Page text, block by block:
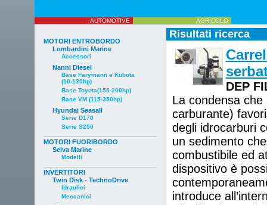
AUTOMOTIVE AGRICOLO
MOTORI ENTROBORDO
Lombardini Marine
Accessori
Nanni Diesel
Base Farymann e Kubota
(10-130hp)
Base Toyota(155-200hp)
Base VM (115-350hp)
Hyundai Seasall
Serie D170
Serie S250
MOTORI FUORIBORDO
Selva Marine
Modelli
INVERTITORI
Twin Disk - TechnoDrive
Idraulici
Meccanici
Risultati ricerca
DEP
La condensa che
carburante)
degli idrocarburi
un sedimento
combustibile ed
dispositivo è
introduce